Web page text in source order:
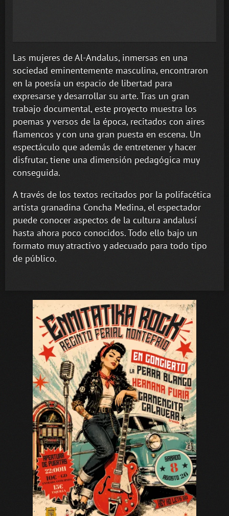
Las mujeres de Al-Andalus, inmersas en una
sociedad eminentemente masculina, encontraron
en la poesía un espacio de libertad para
expresarse y desarrollar su arte. Tras un gran
trabajo documental, este proyecto muestra los
poemas y versos de la época, recitados con aires
flamencos y con una gran puesta en escena. Un
espectáculo que además de entretener y hacer
disfrutar, tiene una dimensión pedagógica muy
conseguida.
A través de los textos recitados por la polifacética
artista granadina Concha Medina, el espectador
puede conocer aspectos de la cultura andalusí
hasta ahora poco conocidos. Todo ello bajo un
formato muy atractivo y adecuado para todo tipo
de público.